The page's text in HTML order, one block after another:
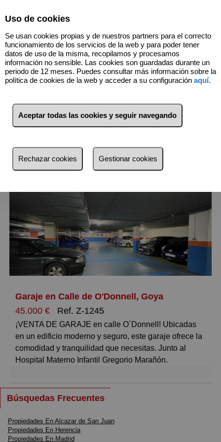
1 Inmuebles Barrio de Salamanca
Filtros
más reciente
más reciente
Caros
Pequeños
Grandes
Garaje en Calle de O'Donnell, Goya
45.000 €
Ref. Z-1245
¡VENTA DE GARAJE en calle O´Donnell! Ubicadas
en un edificio moderno y seguro, este garaje ofrece la
comodidad y tranquilidad que necesitas. Junto al
Hospital Materno Infantil Gregorio Marañón.
Con acceso fácil y rápido, perfectas para coches
grandes y medianos. Olvídate de dar vueltas
aquí tendrás tu espacio garantizado.
Búsquedas Frecuentes
Propiedades En Alcazar de San Juan
Propiedades En Herencia
Propiedades En Madrid
Uso de cookies
Se usan cookies propias y de nuestros partners para el correcto
funcionamiento de los servicios de la web y para poder tener
datos de uso de la misma, recopilamos y procesamos
información no sensible. Las cookies son guardadas durante un
periodo de 12 meses. Puedes consultar más información sobre la
política de cookies de la web y acceder a su configuración aquí.
Aceptar todas las cookies y seguir navegando
Rechazar cookies Gestionar cookies